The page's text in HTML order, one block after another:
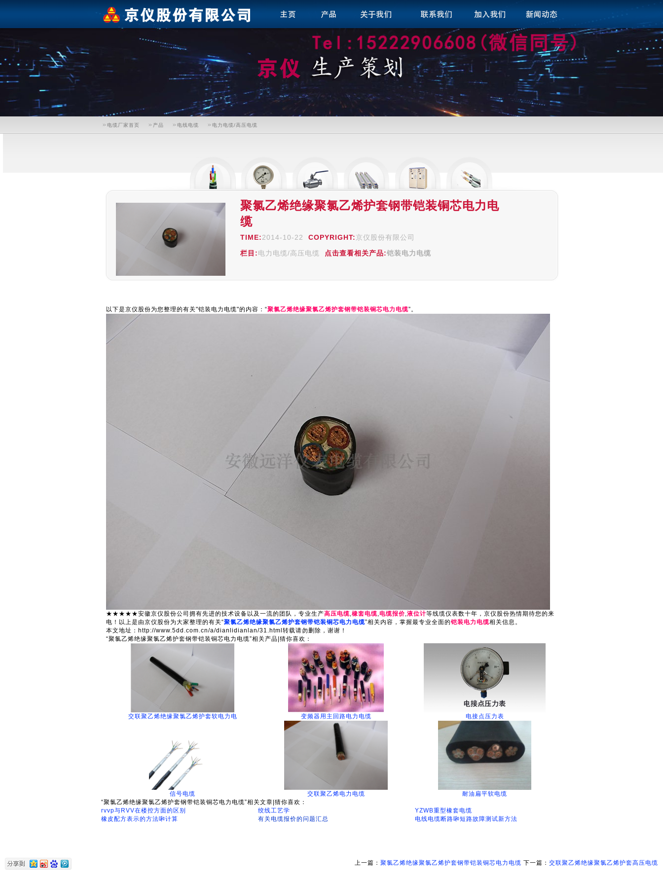
电缆厂家首页 产品 电线电缆 电力电缆/高压电缆
聚氯乙烯绝缘聚氯乙烯护套钢带铠装铜芯电力电
缆
TIME:2014-10-22 COPYRIGHT:京仪股份有限公司
栏目:电力电缆/高压电缆 点击查看相关产品:铠装电力电缆
以下是京仪股份为您整理的有关"铠装电力电缆"的内容：“聚氯乙烯绝缘聚氯乙烯护套钢带铠装铜芯电力电缆”。
★★★★★安徽京仪股份公司拥有先进的技术设备以及一流的团队，专业生产高压电缆,橡套电缆,电缆报价,液位计等线缆仪表数十年，京仪股份热情期待您的来
电！以上是由京仪股份为大家整理的有关“聚氯乙烯绝缘聚氯乙烯护套钢带铠装铜芯电力电缆”相关内容，掌握最专业全面的铠装电力电缆相关信息。
本文地址：http://www.5dd.com.cn/a/dianlidianlan/31.html转载请勿删除，谢谢！
“聚氯乙烯绝缘聚氯乙烯护套钢带铠装铜芯电力电缆”相关产品|猜你喜欢：
交联聚乙烯绝缘聚氯乙烯护套软电力电 变频器用主回路电力电缆 电接点压力表
信号电缆 交联聚乙烯电力电缆
耐油扁平软电缆
“聚氯乙烯绝缘聚氯乙烯护套钢带铠装铜芯电力电缆”相关文章|猜你喜欢：
rvvp与RVV在楼控方面的区别
绞线工艺学
YZWB重型橡套电缆
橡皮配方表示的方法啝计算
有关电缆报价的问题汇总 电线电缆断路啝短路故障测试新方法
上一篇： 聚氯乙烯绝缘聚氯乙烯护套钢带铠装铜芯电力电缆 下一篇： 交联聚乙烯绝缘聚氯乙烯护套高压电缆